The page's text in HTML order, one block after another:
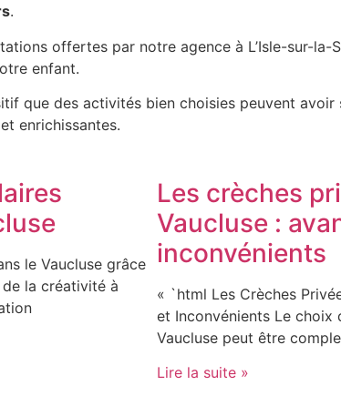
.
offertes par notre agence à L’Isle-sur-la-
enfant.
que des activités bien choisies peuvent
enrichissantes.
le Vaucluse grâce
la créativité à
Les crèches
Vaucluse :
inconvénients
« `html Les Crèches
et Inconvénients Le choix
Vaucluse peut être
Lire la suite »